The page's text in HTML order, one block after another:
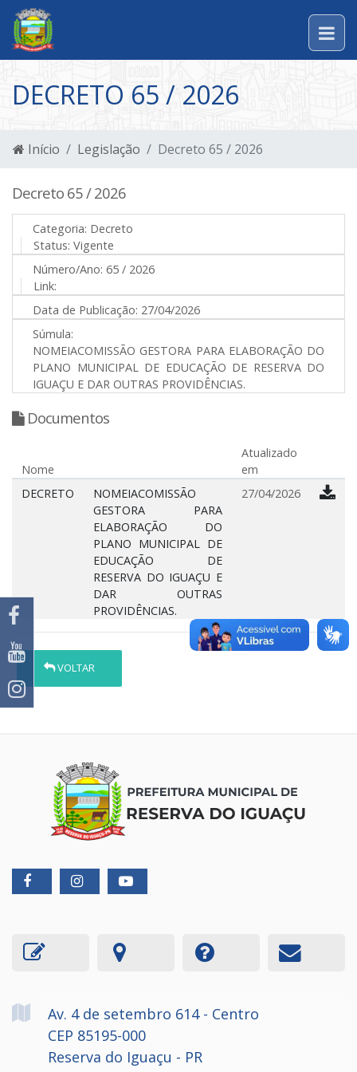
DECRETO 65 / 2026
Início Legislação Decreto 65 / 2026
Decreto 65 / 2026
Categoria: Decreto
Status: Vigente
Número/Ano: 65 / 2026
Link:
Data de Publicação: 27/04/2026
Súmula:
NOMEIACOMISSÃO GESTORA PARA ELABORAÇÃO DO
PLANO MUNICIPAL DE EDUCAÇÃO DE RESERVA DO
IGUAÇU E DAR OUTRAS PROVIDÊNCIAS.
Documentos
Nome
Atualizado
em
DECRETO
NOMEIACOMISSÃO
GESTORA PARA
ELABORAÇÃO DO
PLANO MUNICIPAL DE
EDUCAÇÃO DE
RESERVA DO IGUAÇU E
DAR OUTRAS
PROVIDÊNCIAS.
27/04/2026
VOLTAR
Av. 4 de setembro 614 - Centro
CEP 85195-000
Reserva do Iguaçu - PR